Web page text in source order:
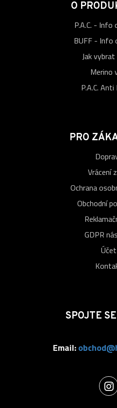
O
P.A.C. - Info
BUFF - Info
Jak
Merino
P.A.C.
PRO
Vrácení
Ochrana
Obchodní
GDPR
Účet
SPOJTE
Email: